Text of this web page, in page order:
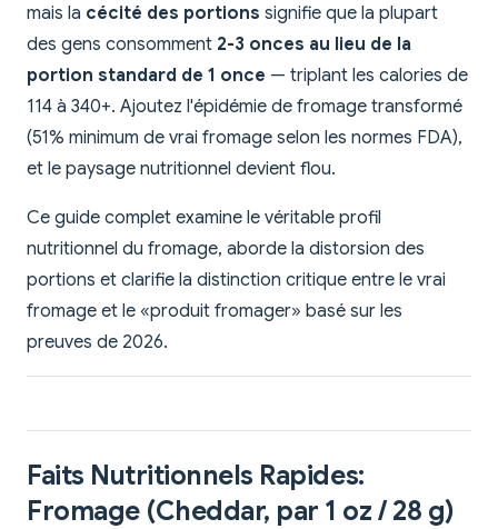
mais la cécité des portions signifie que la plupart
des gens consomment 2-3 onces au lieu de la
portion standard de 1 once — triplant les calories de
114 à 340+. Ajoutez l'épidémie de fromage transformé
(51% minimum de vrai fromage selon les normes FDA),
et le paysage nutritionnel devient flou.
Ce guide complet examine le véritable profil
nutritionnel du fromage, aborde la distorsion des
portions et clarifie la distinction critique entre le vrai
fromage et le «produit fromager» basé sur les
preuves de 2026.
Faits Nutritionnels Rapides:
Fromage (Cheddar, par 1 oz / 28 g)